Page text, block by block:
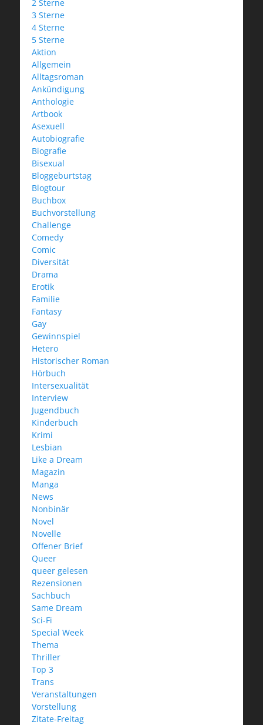
2 Sterne
3 Sterne
4 Sterne
5 Sterne
Aktion
Allgemein
Alltagsroman
Ankündigung
Anthologie
Artbook
Asexuell
Autobiografie
Biografie
Bisexual
Bloggeburtstag
Blogtour
Buchbox
Buchvorstellung
Challenge
Comedy
Comic
Diversität
Drama
Erotik
Familie
Fantasy
Gay
Gewinnspiel
Hetero
Historischer Roman
Hörbuch
Intersexualität
Interview
Jugendbuch
Kinderbuch
Krimi
Lesbian
Like a Dream
Magazin
Manga
News
Nonbinär
Novel
Novelle
Offener Brief
Queer
queer gelesen
Rezensionen
Sachbuch
Same Dream
Sci-Fi
Special Week
Thema
Thriller
Top 3
Trans
Veranstaltungen
Vorstellung
Zitate-Freitag